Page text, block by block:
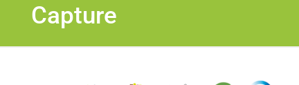
Capture